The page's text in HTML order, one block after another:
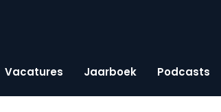
Vacatures Jaarboek Podcasts